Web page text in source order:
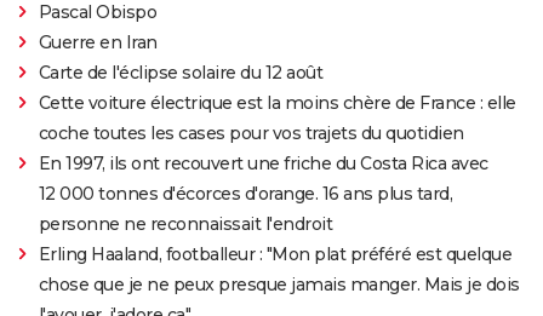
Pascal Obispo
Guerre en Iran
Carte de l'éclipse solaire du 12 août
Cette voiture électrique est la moins chère de France : elle
coche toutes les cases pour vos trajets du quotidien
En 1997, ils ont recouvert une friche du Costa Rica avec
12 000 tonnes d'écorces d'orange. 16 ans plus tard,
personne ne reconnaissait l'endroit
Erling Haaland, footballeur : "Mon plat préféré est quelque
chose que je ne peux presque jamais manger. Mais je dois